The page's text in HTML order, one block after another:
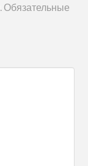
Обязательные